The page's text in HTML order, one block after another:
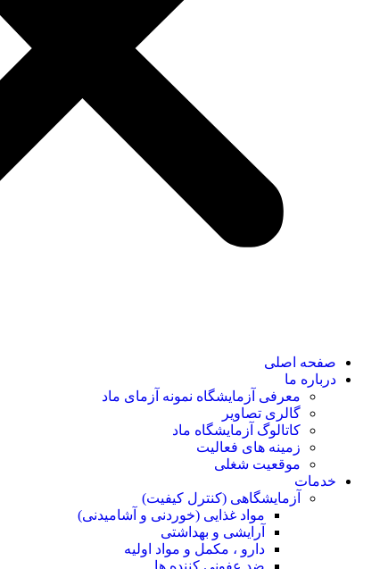
صفحه اصلی
درباره ما
معرفی آزمایشگاه نمونه آزمای ماد
گالری تصاویر
کاتالوگ آزمایشگاه ماد
زمینه های فعالیت
موقعیت شغلی
خدمات
آزمایشگاهی (کنترل کیفیت)
مواد غذایی (خوردنی و آشامیدنی)
آرایشی و بهداشتی
دارو ، مکمل و مواد اولیه